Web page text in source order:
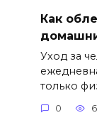
Как
Уход за
только
0